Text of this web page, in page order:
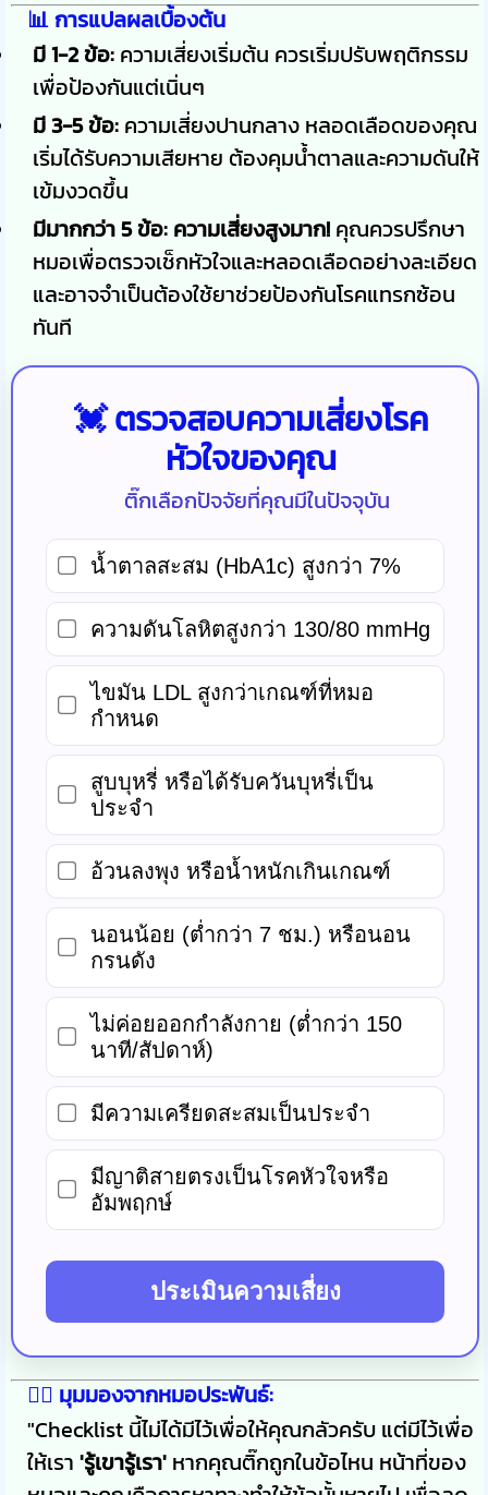
📊 การแปลผลเบื้องต้น
มี 1-2 ข้อ: ความเสี่ยงเริ่มต้น ควรเริ่มปรับพฤติกรรม
เพื่อป้องกันแต่เนิ่นๆ
มี 3-5 ข้อ: ความเสี่ยงปานกลาง หลอดเลือดของคุณ
เริ่มได้รับความเสียหาย ต้องคุมน้ำตาลและความดันให้
เข้มงวดขึ้น
มีมากกว่า 5 ข้อ: ความเสี่ยงสูงมาก! คุณควรปรึกษา
หมอเพื่อตรวจเช็กหัวใจและหลอดเลือดอย่างละเอียด
และอาจจำเป็นต้องใช้ยาช่วยป้องกันโรคแทรกซ้อน
ทันที
💓 ตรวจสอบความเสี่ยงโรค
หัวใจของคุณ
ติ๊กเลือกปัจจัยที่คุณมีในปัจจุบัน
น้ำตาลสะสม (HbA1c) สูงกว่า 7%
ความดันโลหิตสูงกว่า 130/80 mmHg
ไขมัน LDL สูงกว่าเกณฑ์ที่หมอ
กำหนด
สูบบุหรี่ หรือได้รับควันบุหรี่เป็น
ประจำ
อ้วนลงพุง หรือน้ำหนักเกินเกณฑ์
นอนน้อย (ต่ำกว่า 7 ชม.) หรือนอน
กรนดัง
ไม่ค่อยออกกำลังกาย (ต่ำกว่า 150
นาที/สัปดาห์)
มีความเครียดสะสมเป็นประจำ
มีญาติสายตรงเป็นโรคหัวใจหรือ
อัมพฤกษ์
ประเมินความเสี่ยง
👨‍⚕️ มุมมองจากหมอประพันธ์:
"Checklist นี้ไม่ได้มีไว้เพื่อให้คุณกลัวครับ แต่มีไว้เพื่อ
ให้เรา 'รู้เขารู้เรา' หากคุณติ๊กถูกในข้อไหน หน้าที่ของ